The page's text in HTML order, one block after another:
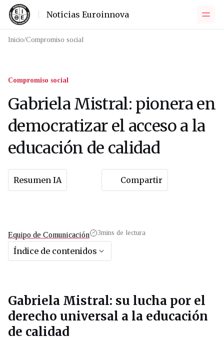
Noticias Euroinnova
Inicio/Compromiso social
Compromiso social
Gabriela Mistral: pionera en
democratizar el acceso a la
educación de calidad
Resumen IA Compartir
Equipo de Comunicación 3mins de lectura
Índice de contenidos
Gabriela Mistral: su lucha por el
derecho universal a la educación
de calidad